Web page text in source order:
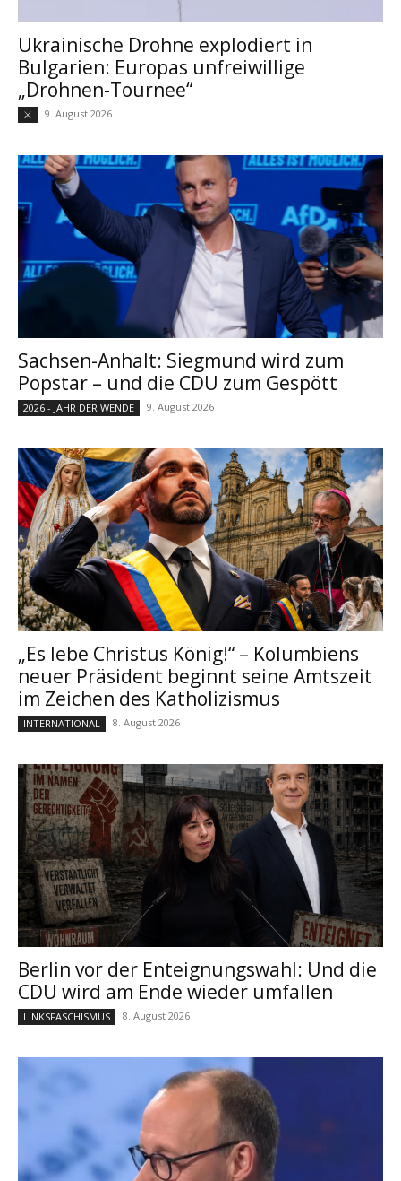
Ukrainische Drohne explodiert in
Bulgarien: Europas unfreiwillige
„Drohnen-Tournee“
⚔ 9. August 2026
Sachsen-Anhalt: Siegmund wird zum
Popstar – und die CDU zum Gespött
2026 - JAHR DER WENDE 9. August 2026
„Es lebe Christus König!“ – Kolumbiens
neuer Präsident beginnt seine Amtszeit
im Zeichen des Katholizismus
INTERNATIONAL 8. August 2026
Berlin vor der Enteignungswahl: Und die
CDU wird am Ende wieder umfallen
LINKSFASCHISMUS 8. August 2026